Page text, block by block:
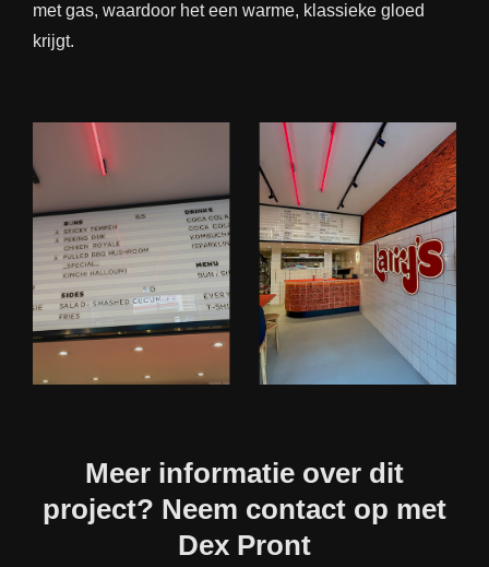
met gas, waardoor het een warme, klassieke gloed
krijgt.
Meer informatie over dit
project? Neem contact op met
Dex Pront